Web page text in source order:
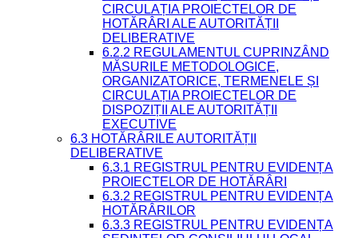
CIRCULAȚIA PROIECTELOR DE
HOTĂRÂRI ALE AUTORITĂȚII
DELIBERATIVE
6.2.2 REGULAMENTUL CUPRINZÂND
MĂSURILE METODOLOGICE,
ORGANIZATORICE, TERMENELE ȘI
CIRCULAȚIA PROIECTELOR DE
DISPOZIȚII ALE AUTORITĂȚII
EXECUTIVE
6.3 HOTĂRÂRILE AUTORITĂȚII
DELIBERATIVE
6.3.1 REGISTRUL PENTRU EVIDENȚA
PROIECTELOR DE HOTĂRÂRI
6.3.2 REGISTRUL PENTRU EVIDENȚA
HOTĂRÂRILOR
6.3.3 REGISTRUL PENTRU EVIDENȚA